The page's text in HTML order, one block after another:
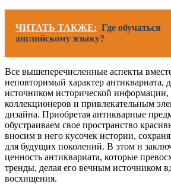
ЧИТАТЬ ТАКЖЕ: Где обучаться
английскому языку?
Все вышеперечисленные аспекты
неповторимый характер антиквариата,
источником исторической информации,
коллекционеров и привлекательным
дизайна. Приобретая антикварные
обустраиваем свое пространство
вносим в него кусочек истории,
для будущих поколений. В этом и
ценность антиквариата, которые
тренды, делая его вечным источником
восхищения.